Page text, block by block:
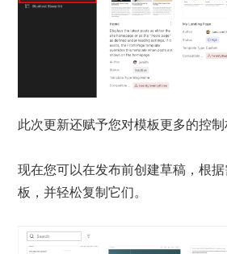
此次更新还赋予您对模板更多的控制
现在您可以在发布前创建草稿，根
板，并轻松复制它们。